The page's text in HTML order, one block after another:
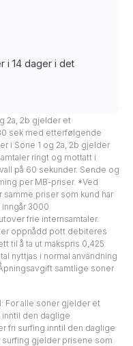
i 14 dager i det
2a, 2b gjelder et
sek med etterfølgende
i Sone 1 og 2a, 2b gjelder
ringt og mottatt i
på 60 sekunder. Sende og
per MB-priser. *Ved
samme priser som kund har
3000
frie internsamtaler.
oppnådd pott debiteres
til å ta ut makspris 0,425
nyttjas i normal användning
samtlige soner
For alle soner gjelder et
inntil den daglige
fri surfing inntil den daglige
surfing gjelder prisene som